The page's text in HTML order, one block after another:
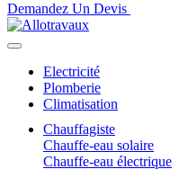
Demandez Un Devis
Electricité
Plomberie
Climatisation
Chauffagiste
Chauffe-eau solaire
Chauffe-eau électrique